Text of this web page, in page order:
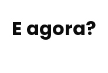
E agora?